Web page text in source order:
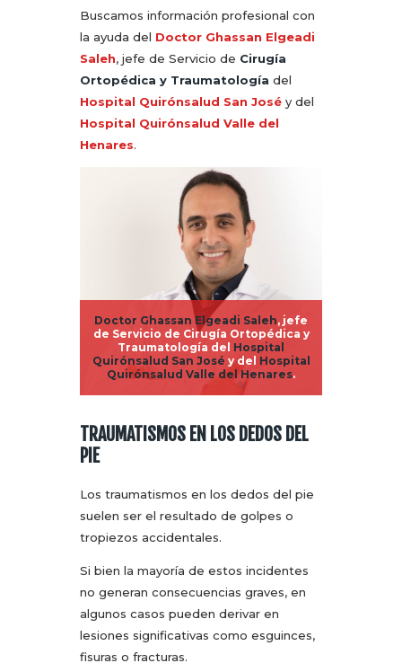
Buscamos información profesional con
la ayuda del Doctor Ghassan Elgeadi
Saleh, jefe de Servicio de Cirugía
Ortopédica y Traumatología del
Hospital Quirónsalud San José y del
Hospital Quirónsalud Valle del
Henares.
Doctor Ghassan Elgeadi Saleh, jefe
de Servicio de Cirugía Ortopédica y
Traumatología del Hospital
Quirónsalud San José y del Hospital
Quirónsalud Valle del Henares.
TRAUMATISMOS EN LOS DEDOS DEL
PIE
Los traumatismos en los dedos del pie
suelen ser el resultado de golpes o
tropiezos accidentales.
Si bien la mayoría de estos incidentes
no generan consecuencias graves, en
algunos casos pueden derivar en
lesiones significativas como esguinces,
fisuras o fracturas.